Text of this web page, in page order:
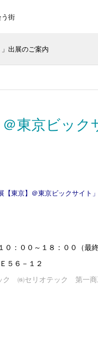
う街
出展のご案内
＠東京ビッ
東京】＠東京ビックサイト
：００～１８：００（最
５６－１２
ク ㈱セリオテック 第一